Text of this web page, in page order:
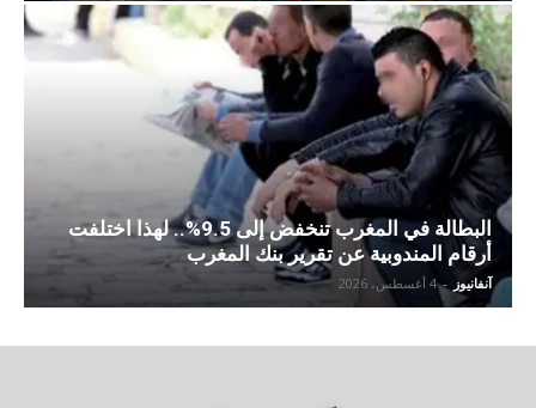
البطالة في المغرب تنخفض إلى 9.5%.. لهذا اختلفت
أرقام المندوبية عن تقرير بنك المغرب
آنفانيوز - 4 أغسطس، 2026